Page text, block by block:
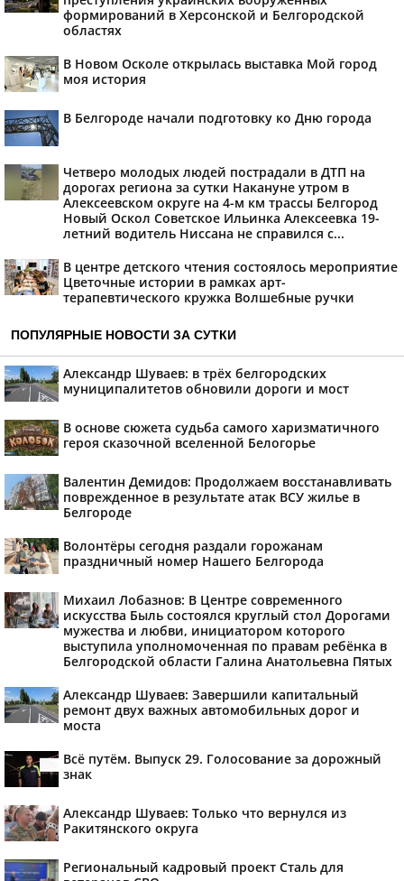
формирований в Херсонской и Белгородской
областях
В Новом Осколе открылась выставка Мой город
моя история
В Белгороде начали подготовку ко Дню города
Четверо молодых людей пострадали в ДТП на
дорогах региона за сутки Накануне утром в
Алексеевском округе на 4-м км трассы Белгород
Новый Оскол Советское Ильинка Алексеевка 19-
летний водитель Ниссана не справился с...
В центре детского чтения состоялось мероприятие
Цветочные истории в рамках арт-
терапевтического кружка Волшебные ручки
ПОПУЛЯРНЫЕ НОВОСТИ ЗА СУТКИ
Александр Шуваев: в трёх белгородских
муниципалитетов обновили дороги и мост
В основе сюжета судьба самого харизматичного
героя сказочной вселенной Белогорье
Валентин Демидов: Продолжаем восстанавливать
поврежденное в результате атак ВСУ жилье в
Белгороде
Волонтёры сегодня раздали горожанам
праздничный номер Нашего Белгорода
Михаил Лобазнов: В Центре современного
искусства Быль состоялся круглый стол Дорогами
мужества и любви, инициатором которого
выступила уполномоченная по правам ребёнка в
Белгородской области Галина Анатольевна Пятых
Александр Шуваев: Завершили капитальный
ремонт двух важных автомобильных дорог и
моста
Всё путём. Выпуск 29. Голосование за дорожный
знак
Александр Шуваев: Только что вернулся из
Ракитянского округа
Региональный кадровый проект Сталь для